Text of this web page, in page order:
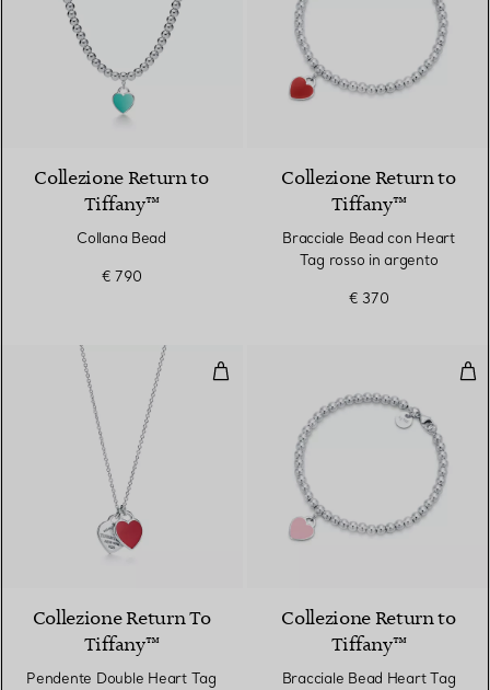
Collezione Return to
Tiffany™
Collana Bead
€ 790
Collezione Return to
Tiffany™
Bracciale Bead con Heart
Tag rosso in argento
€ 370
Pendente Double Heart Tag
Collezione Return To
Tiffany™
Pendente Double Heart Tag
Collezione Return to
Tiffany™
Bracciale Bead Heart Tag